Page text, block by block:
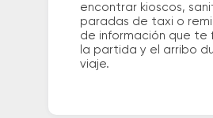
encontrar kioscos,
paradas de taxi o
de información que te
la partida y el arribo
viaje.